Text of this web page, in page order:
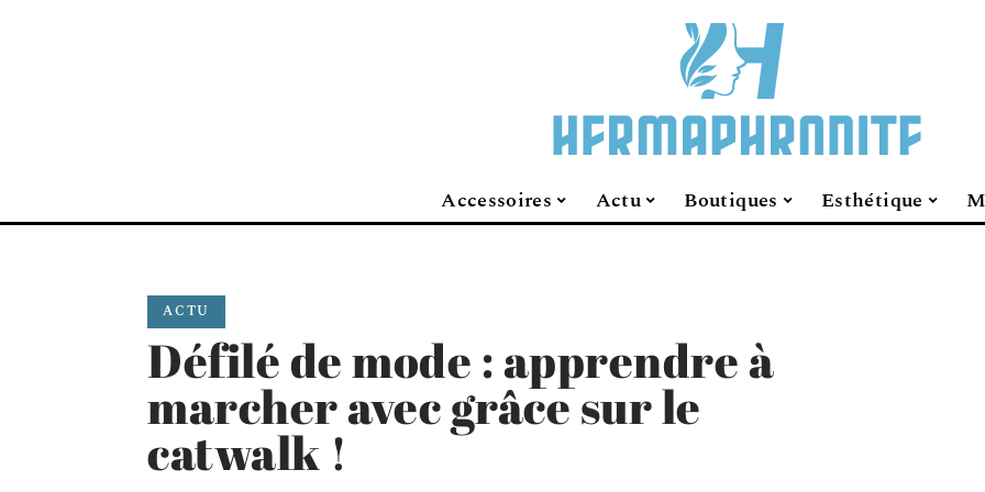
Accessoires Actu Boutiques Esthétique
ACTU
Défilé de mode : apprendre à
marcher avec grâce sur le
catwalk !